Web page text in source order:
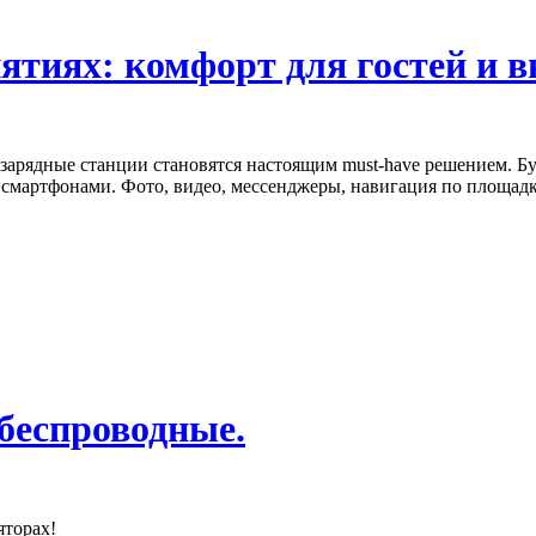
комфорт для гостей и
станции становятся настоящим must-have решением.
Фото, видео, мессенджеры, навигация по